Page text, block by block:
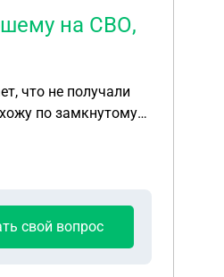
на СВО,
что не получали
по замкнутому
свой вопрос